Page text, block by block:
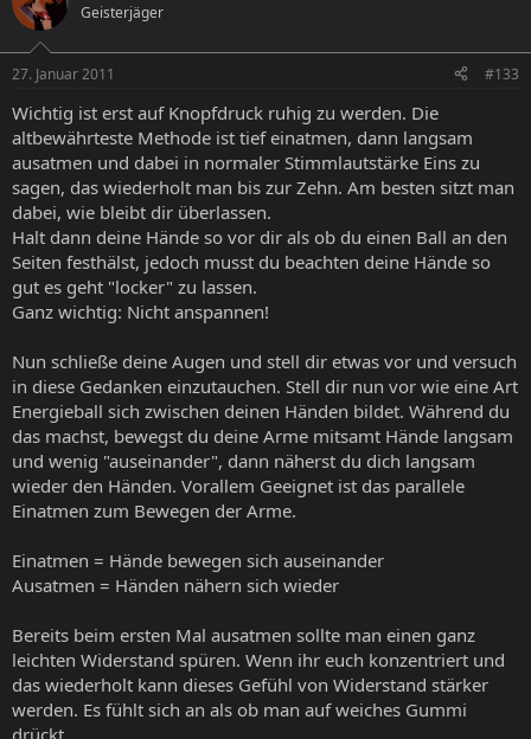
Geisterjäger
27. Januar 2011 #133
Wichtig ist erst auf Knopfdruck ruhig zu werden. Die
altbewährteste Methode ist tief einatmen, dann langsam
ausatmen und dabei in normaler Stimmlautstärke Eins zu
sagen, das wiederholt man bis zur Zehn. Am besten sitzt man
dabei, wie bleibt dir überlassen.
Halt dann deine Hände so vor dir als ob du einen Ball an den
Seiten festhälst, jedoch musst du beachten deine Hände so
gut es geht "locker" zu lassen.
Ganz wichtig: Nicht anspannen!
Nun schließe deine Augen und stell dir etwas vor und versuch
in diese Gedanken einzutauchen. Stell dir nun vor wie eine Art
Energieball sich zwischen deinen Händen bildet. Während du
das machst, bewegst du deine Arme mitsamt Hände langsam
und wenig "auseinander", dann näherst du dich langsam
wieder den Händen. Vorallem Geeignet ist das parallele
Einatmen zum Bewegen der Arme.
Einatmen = Hände bewegen sich auseinander
Ausatmen = Händen nähern sich wieder
Bereits beim ersten Mal ausatmen sollte man einen ganz
leichten Widerstand spüren. Wenn ihr euch konzentriert und
das wiederholt kann dieses Gefühl von Widerstand stärker
werden. Es fühlt sich an als ob man auf weiches Gummi
drückt.